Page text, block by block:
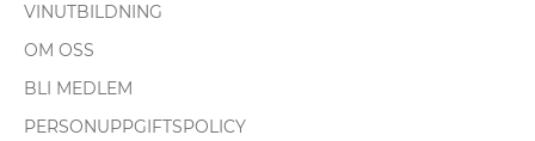
VINUTBILDNING
OM OSS
BLI MEDLEM
PERSONUPPGIFTSPOLICY